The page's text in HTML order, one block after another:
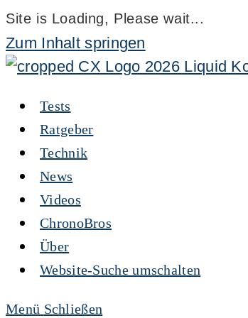
Site is Loading, Please wait...
Zum Inhalt springen
Tests
Ratgeber
Technik
News
Videos
ChronoBros
Über
Website-Suche umschalten
Menü Schließen